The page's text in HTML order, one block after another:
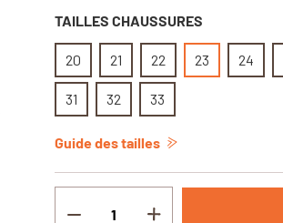
TAILLES CHAUSSURES
20 21 22 23 24
31 32 33
Guide des tailles